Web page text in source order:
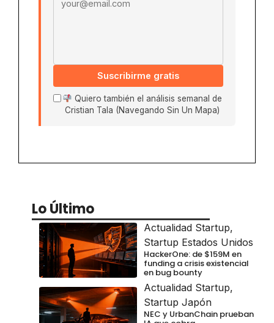
Suscribirme gratis
Quiero también el análisis semanal de
Cristian Tala (Navegando Sin Un Mapa)
Lo Último
Actualidad Startup,
Startup Estados Unidos
HackerOne: de $159M en
funding a crisis existencial
en bug bounty
Actualidad Startup,
Startup Japón
NEC y UrbanChain prueban